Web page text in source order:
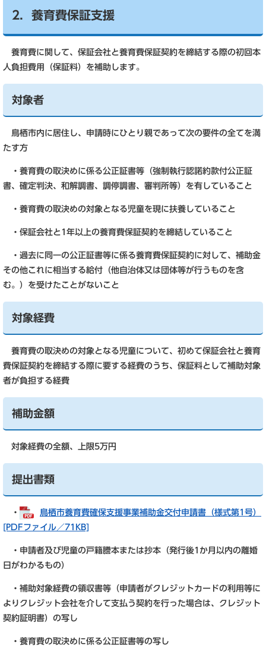
2．養育費保証支援
養育費に関して、保証会社と養育費保証契約を締結する際の初回本
人負担費用（保証料）を補助します。
対象者
鳥栖市内に居住し、申請時にひとり親であって次の要件の全てを満
たす方
・養育費の取決めに係る公正証書等（強制執行認諾約款付公正証
書、確定判決、和解調書、調停調書、審判所等）を有していること
・養育費の取決めの対象となる児童を現に扶養していること
・保証会社と1年以上の養育費保証契約を締結していること
・過去に同一の公正証書等に係る養育費保証契約に対して、補助金
その他これに相当する給付（他自治体又は団体等が行うものを含
む。）を受けたことがないこと
対象経費
養育費の取決めの対象となる児童について、初めて保証会社と養育
費保証契約を締結する際に要する経費のうち、保証料として補助対象
者が負担する経費
補助金額
対象経費の全額、上限5万円
提出書類
・
鳥栖市養育費確保支援事業補助金交付申請書（様式第1号）
[PDFファイル／71KB]
・申請者及び児童の戸籍謄本または抄本（発行後1か月以内の離婚
日がわかるもの）
・補助対象経費の領収書等（申請者がクレジットカードの利用等に
よりクレジット会社を介して支払う契約を行った場合は、クレジット
契約証明書）の写し
・養育費の取決めに係る公正証書等の写し